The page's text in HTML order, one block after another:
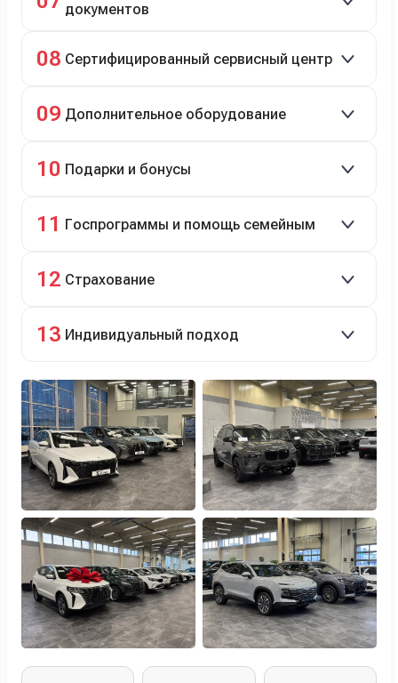
документов
08 Сертифицированный сервисный центр
технический ремонт.
09 Дополнительное оборудование
10 Подарки и бонусы
программе лояльности.
11 Госпрограммы и помощь семейным
12 Страхование
бонусами для клиентов.
13 Индивидуальный подход
оформлением.